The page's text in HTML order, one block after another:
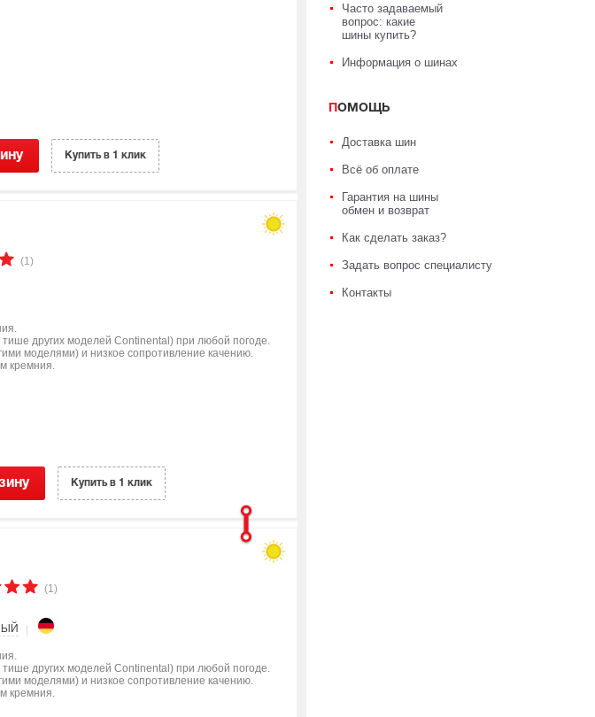
Купить в 1 клик
(1)
других моделей Continental) при любой погоде.
моделями) и низкое сопротивление качению.
кремния.
Купить в 1 клик
(1)
других моделей Continental) при любой погоде.
моделями) и низкое сопротивление качению.
кремния.
Часто задаваемый
вопрос: какие
шины купить?
Информация о шинах
ПОМОЩЬ
Доставка шин
Всё об оплате
Гарантия на шины
обмен и возврат
Как сделать заказ?
Задать вопрос специалисту
Контакты